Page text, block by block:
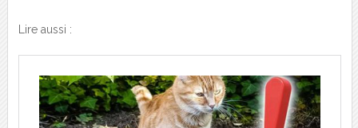
Lire aussi :